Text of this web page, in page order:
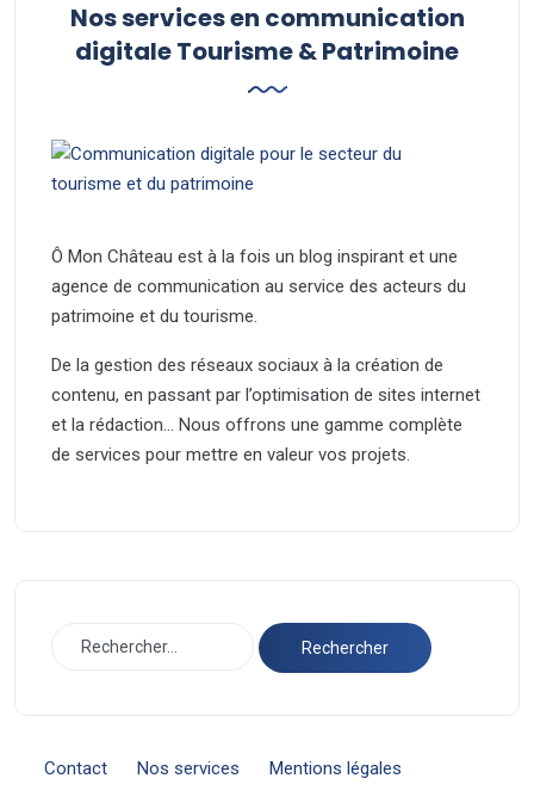
Nos services en communication
digitale Tourisme & Patrimoine
Ô Mon Château est à la fois un blog inspirant et une
agence de communication au service des acteurs du
patrimoine et du tourisme.
De la gestion des réseaux sociaux à la création de
contenu, en passant par l’optimisation de sites internet
et la rédaction… Nous offrons une gamme complète
de services pour mettre en valeur vos projets.
Contact Nos services Mentions légales